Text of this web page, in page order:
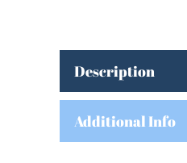
Description
Additional Info